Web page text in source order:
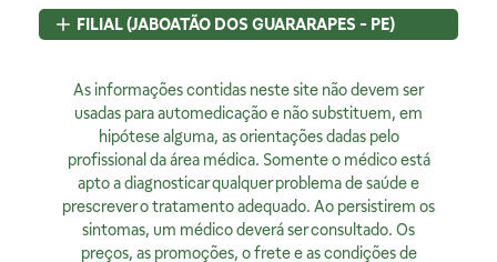
Trocas e Devoluções
Fale Conosco
Encarregado de Privacidade
Rodrigo Costa
dpo@4bio.com.br
Institucional
Rua Pedroso Alvarenga, 58 Cj. 02
Itaim Bibi, São Paulo, SP
CNPJ:07.015.691/0001-46
Licença Sanitária Nº:
355030801-477-000962-1-0
AFE:7.16539-7
FARMACÊUTICA RESPONSÁVEL:
Renata de Sousa Cerqueira
63200
Horário de Atendimento:
FILIAL (JABOATÃO DOS GUARARAPES - PE)
54320-230 - Brasil
07.015.691/0008-12
Licença Sanitária Nº:00523.3/2025
0888921250
FARMACÊUTICA RESPONSÁVEL:
Diogo Amaro da Silva Santos
CRF/PE:14237
As informações contidas neste site não devem ser
usadas para automedicação e não substituem, em
hipótese alguma, as orientações dadas pelo
profissional da área médica. Somente o médico está
apto a diagnosticar qualquer problema de saúde e
prescrever o tratamento adequado. Ao persistirem os
sintomas, um médico deverá ser consultado. Os
preços, as promoções, o frete e as condições de